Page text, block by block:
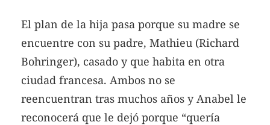
El plan de la hija pasa porque su madre se
encuentre con su padre, Mathieu (Richard
Bohringer), casado y que habita en otra
ciudad francesa. Ambos no se
reencuentran tras muchos años y Anabel le
reconocerá que le dejó porque “quería